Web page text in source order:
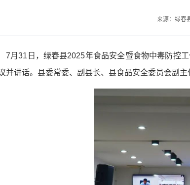
来源：绿春
7月31日，绿春县2025年食品安全暨食物中毒防控
并讲话。县委常委、副县长、县食品安全委员会副主